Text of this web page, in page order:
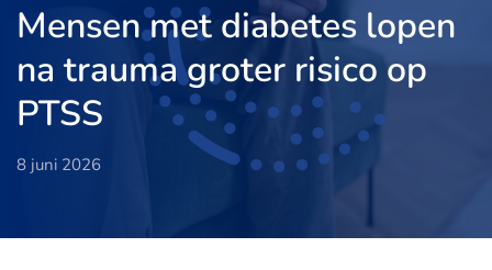
Mensen met diabetes lopen
na trauma groter risico op
PTSS
8 juni 2026